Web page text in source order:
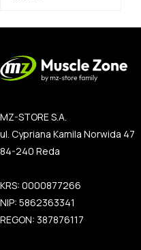
MZ-STORE S.A.
ul. Cypriana Kamila Norwida 47
84-240 Reda
KRS: 0000877266
NIP: 5862363341
REGON: 387876117